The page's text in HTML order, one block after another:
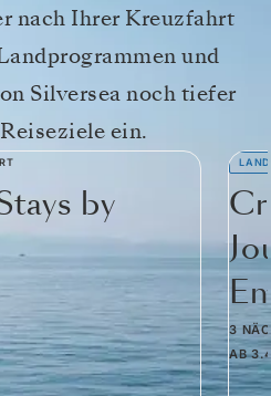
nach Ihrer Kreuzfahrt
und
Silversea noch tiefer
ein.
by
3
AB